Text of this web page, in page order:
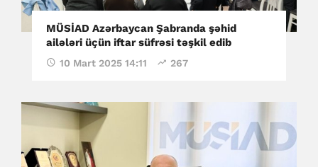
MÜSİAD Azərbaycan Şabranda şəhid
ailələri üçün iftar süfrəsi təşkil edib
10 Mart 2025 14:11 267